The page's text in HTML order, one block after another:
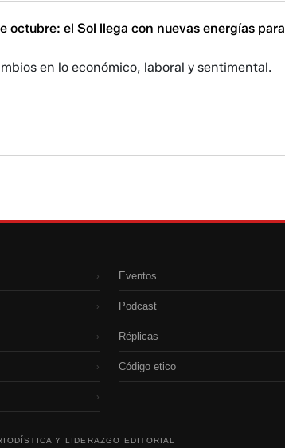
octubre: el Sol llega con nuevas energías para
en lo económico, laboral y sentimental.
›
›
›
›
›
Eventos
Podcast
Réplicas
Código etico
Y LIDERAZGO EDITORIAL